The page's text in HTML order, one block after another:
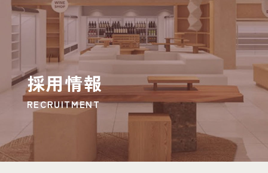
採用情報
RECRUITMENT